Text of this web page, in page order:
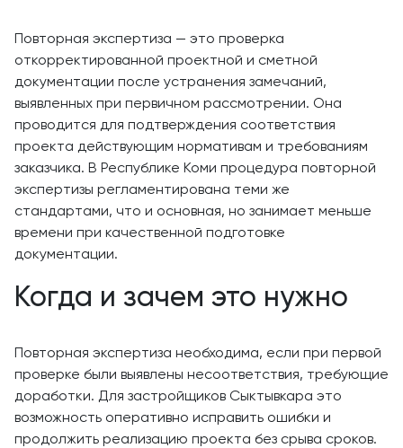
Повторная экспертиза — это проверка
откорректированной проектной и сметной
документации после устранения замечаний,
выявленных при первичном рассмотрении. Она
проводится для подтверждения соответствия
проекта действующим нормативам и требованиям
заказчика. В Республике Коми процедура повторной
экспертизы регламентирована теми же
стандартами, что и основная, но занимает меньше
времени при качественной подготовке
документации.
Когда и зачем это нужно
Повторная экспертиза необходима, если при первой
проверке были выявлены несоответствия, требующие
доработки. Для застройщиков Сыктывкара это
возможность оперативно исправить ошибки и
продолжить реализацию проекта без срыва сроков.